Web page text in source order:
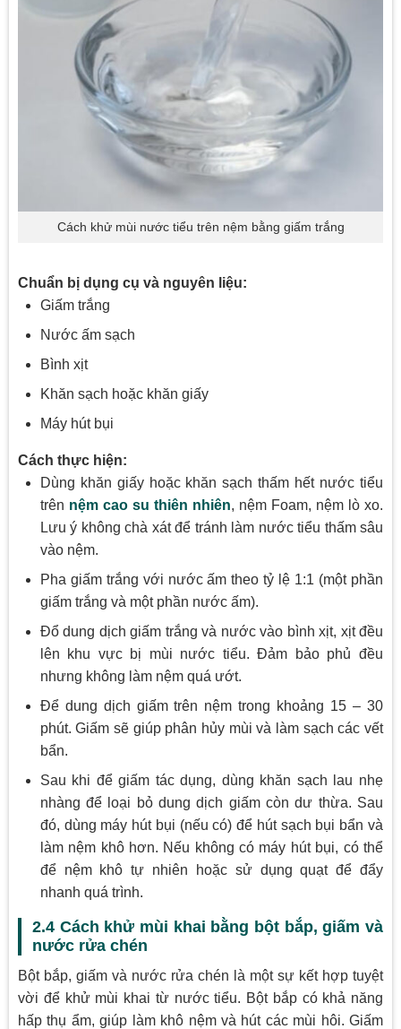
Cách khử mùi nước tiểu trên nệm bằng giấm trắng
Chuẩn bị dụng cụ và nguyên liệu:
Giấm trắng
Nước ấm sạch
Bình xịt
Khăn sạch hoặc khăn giấy
Máy hút bụi
Cách thực hiện:
Dùng khăn giấy hoặc khăn sạch thấm hết nước tiểu
trên nệm cao su thiên nhiên, nệm Foam, nệm lò xo.
Lưu ý không chà xát để tránh làm nước tiểu thấm sâu
vào nệm.
Pha giấm trắng với nước ấm theo tỷ lệ 1:1 (một phần
giấm trắng và một phần nước ấm).
Đổ dung dịch giấm trắng và nước vào bình xịt, xịt đều
lên khu vực bị mùi nước tiểu. Đảm bảo phủ đều
nhưng không làm nệm quá ướt.
Để dung dịch giấm trên nệm trong khoảng 15 – 30
phút. Giấm sẽ giúp phân hủy mùi và làm sạch các vết
bẩn.
Sau khi để giấm tác dụng, dùng khăn sạch lau nhẹ
nhàng để loại bỏ dung dịch giấm còn dư thừa. Sau
đó, dùng máy hút bụi (nếu có) để hút sạch bụi bẩn và
làm nệm khô hơn. Nếu không có máy hút bụi, có thể
để nệm khô tự nhiên hoặc sử dụng quạt để đẩy
nhanh quá trình.
2.4 Cách khử mùi khai bằng bột bắp, giấm và
nước rửa chén
Bột bắp, giấm và nước rửa chén là một sự kết hợp tuyệt
vời để khử mùi khai từ nước tiểu. Bột bắp có khả năng
hấp thụ ẩm, giúp làm khô nệm và hút các mùi hôi. Giấm